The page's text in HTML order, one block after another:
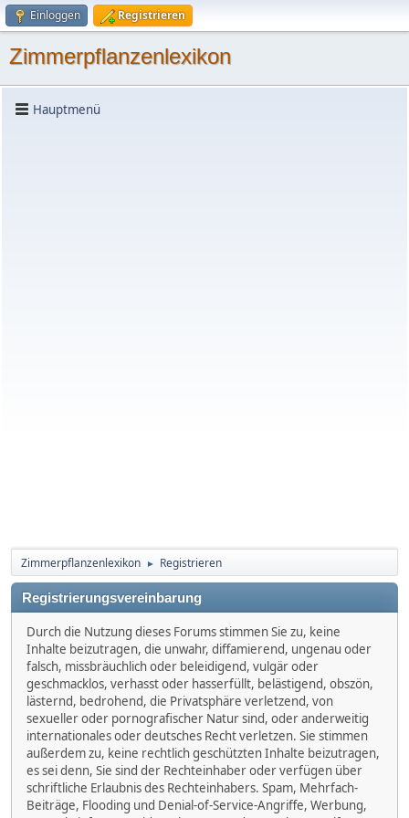
Einloggen Registrieren
Zimmerpflanzenlexikon
Hauptmenü
Zimmerpflanzenlexikon ► Registrieren
Registrierungsvereinbarung
Durch die Nutzung dieses Forums stimmen Sie zu, keine
Inhalte beizutragen, die unwahr, diffamierend, ungenau oder
falsch, missbräuchlich oder beleidigend, vulgär oder
geschmacklos, verhasst oder hasserfüllt, belästigend, obszön,
lästernd, bedrohend, die Privatsphäre verletzend, von
sexueller oder pornografischer Natur sind, oder anderweitig
internationales oder deutsches Recht verletzen. Sie stimmen
außerdem zu, keine rechtlich geschützten Inhalte beizutragen,
es sei denn, Sie sind der Rechteinhaber oder verfügen über
schriftliche Erlaubnis des Rechteinhabers. Spam, Mehrfach-
Beiträge, Flooding und Denial-of-Service-Angriffe, Werbung,